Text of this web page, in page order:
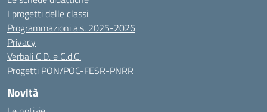
I progetti delle classi
Programmazioni a.s. 2025-2026
Privacy
Verbali C.D. e C.d.C.
Progetti PON/POC-FESR-PNRR
Novità